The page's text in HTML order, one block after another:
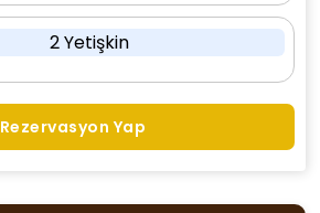
2 Yetişkin
Rezervasyon Yap